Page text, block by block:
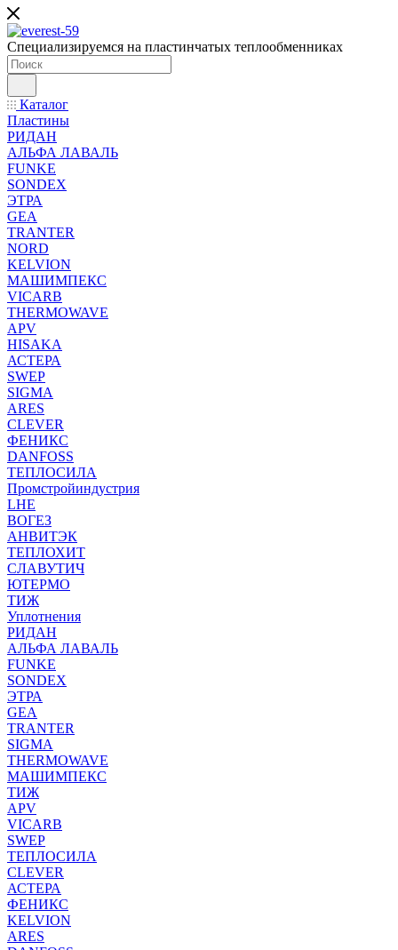
Специализируемся на пластинчатых теплообменниках
Каталог
Пластины
РИДАН
АЛЬФА ЛАВАЛЬ
FUNKE
SONDEX
ЭТРА
GEA
TRANTER
NORD
KELVION
МАШИМПЕКС
VICARB
THERMOWAVE
APV
HISAKA
АСТЕРА
SWEP
SIGMA
ARES
CLEVER
ФЕНИКС
DANFOSS
ТЕПЛОСИЛА
Промстройиндустрия
LHE
ВОГЕЗ
АНВИТЭК
ТЕПЛОХИТ
СЛАВУТИЧ
ЮТЕРМО
ТИЖ
Уплотнения
РИДАН
АЛЬФА ЛАВАЛЬ
FUNKE
SONDEX
ЭТРА
GEA
TRANTER
SIGMA
THERMOWAVE
МАШИМПЕКС
ТИЖ
APV
VICARB
SWEP
ТЕПЛОСИЛА
CLEVER
АСТЕРА
ФЕНИКС
KELVION
ARES